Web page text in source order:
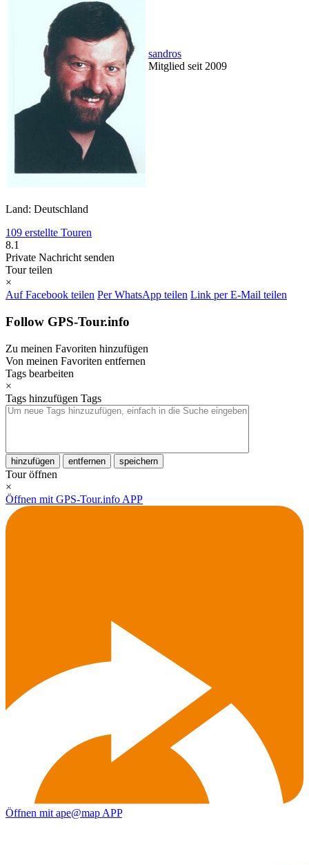
sandros
Mitglied seit 2009
Land: Deutschland
109 erstellte Touren
8.1
Private Nachricht senden
Tour teilen
×
Auf Facebook teilen Per WhatsApp teilen Link per E-Mail teilen
Follow GPS-Tour.info
Zu meinen Favoriten hinzufügen
Von meinen Favoriten entfernen
Tags bearbeiten
×
Tags hinzufügen Tags
hinzufügen entfernen speichern
Tour öffnen
×
Öffnen mit GPS-Tour.info APP
Öffnen mit ape@map APP